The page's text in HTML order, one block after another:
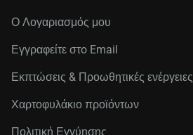
Ο Λογαριασμός μου
Εγγραφείτε στo Email
Εκπτώσεις & Προωθητικές ενέργειες
Χαρτοφυλάκιο προϊόντων
Πολιτική Εγγύησης